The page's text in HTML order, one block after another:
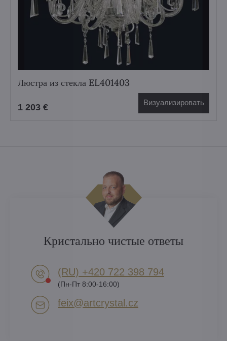
Люстра из стекла EL401403
1 203 € Визуализировать
Кристально чистые ответы
(RU) +420 722 398 794​
(Пн-Пт 8:00-16:00)
feix​@artcrystal​.cz